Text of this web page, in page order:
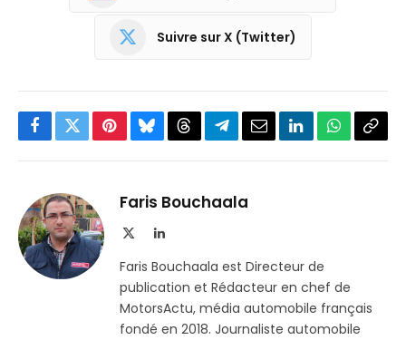
Suivre sur X (Twitter)
Facebook
TwitterPinterestBlueskyThreadsPartager
Telegram
EmailLinkedInWhatsApp
Faris Bouchaala
LinkedIn
Faris Bouchaala est Directeur de
publication et Rédacteur en chef de
MotorsActu, média automobile français
fondé en 2018. Journaliste automobile